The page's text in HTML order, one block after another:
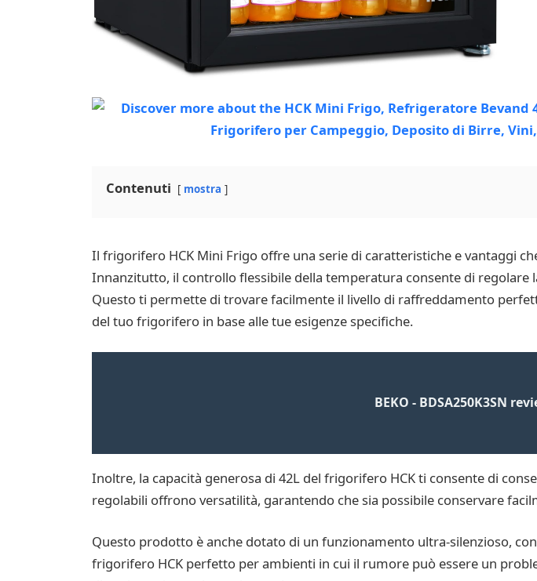
Contenuti mostra
Il frigorifero HCK Mini Frigo offre una serie di caratteristiche e vantaggi
Innanzitutto, il controllo flessibile della temperatura consente di regolare
Questo ti permette di trovare facilmente il livello di raffreddamento
del tuo frigorifero in base alle tue esigenze specifiche.
BEKO - BDSA250K3SN
Inoltre, la capacità generosa di 42L del frigorifero HCK ti consente di
regolabili offrono versatilità, garantendo che sia possibile conservare
Questo prodotto è anche dotato di un funzionamento ultra-silenzioso,
frigorifero HCK perfetto per ambienti in cui il rumore può essere un